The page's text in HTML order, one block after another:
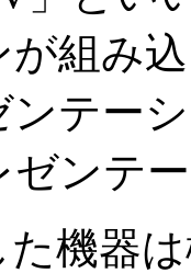
組み
テー
ゼンテ
機器